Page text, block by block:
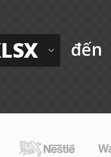
đến